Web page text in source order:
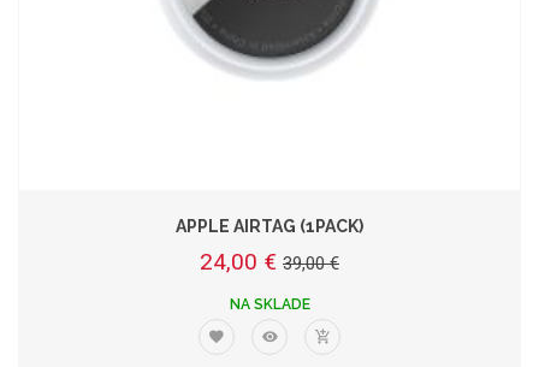
APPLE AIRTAG (1PACK)
24,00 € 39,00 €
NA SKLADE